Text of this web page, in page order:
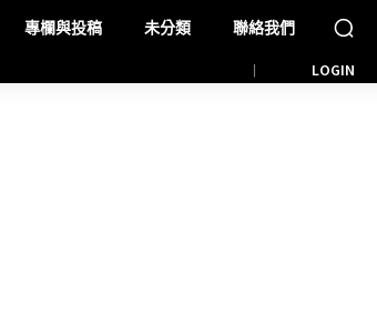
專欄與投稿 未分類 聯絡我們
LOGIN